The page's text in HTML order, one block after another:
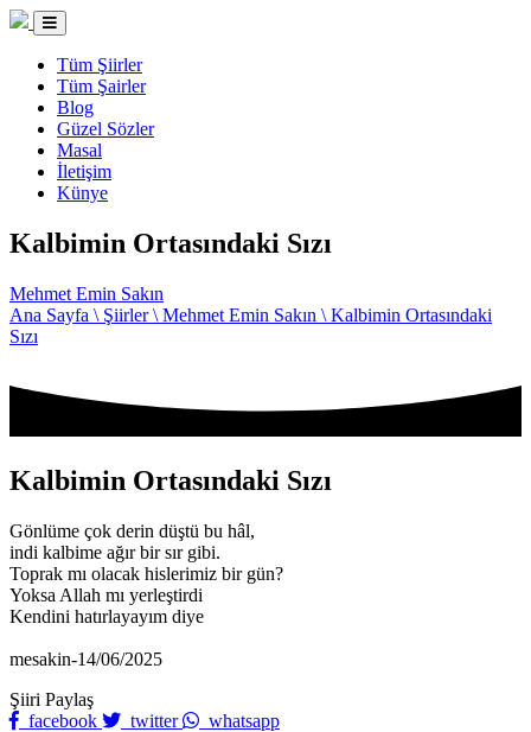
Tüm Şiirler
Tüm Şairler
Blog
Güzel Sözler
Masal
İletişim
Künye
Kalbimin Ortasındaki Sızı
Mehmet Emin Sakın
Ana Sayfa \ Şiirler \ Mehmet Emin Sakın \ Kalbimin Ortasındaki
Sızı
Kalbimin Ortasındaki Sızı
Gönlüme çok derin düştü bu hâl,
indi kalbime ağır bir sır gibi.
Toprak mı olacak hislerimiz bir gün?
Yoksa Allah mı yerleştirdi
Kendini hatırlayayım diye
mesakin-14/06/2025
Şiiri Paylaş
facebook
twitter whatsapp